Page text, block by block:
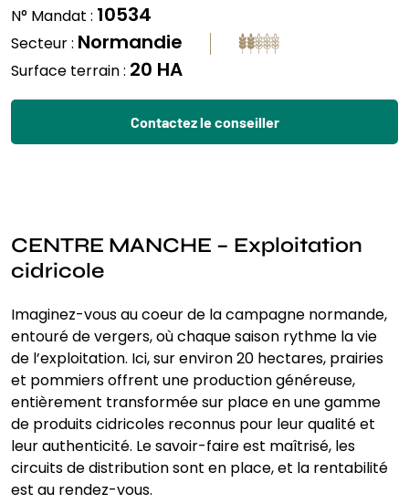
N° Mandat : 10534
Secteur : Normandie
Surface terrain : 20 HA
Contactez le conseiller
CENTRE MANCHE – Exploitation
cidricole
Imaginez-vous au coeur de la campagne normande,
entouré de vergers, où chaque saison rythme la vie
de l’exploitation. Ici, sur environ 20 hectares, prairies
et pommiers offrent une production généreuse,
entièrement transformée sur place en une gamme
de produits cidricoles reconnus pour leur qualité et
leur authenticité. Le savoir-faire est maîtrisé, les
circuits de distribution sont en place, et la rentabilité
est au rendez-vous.